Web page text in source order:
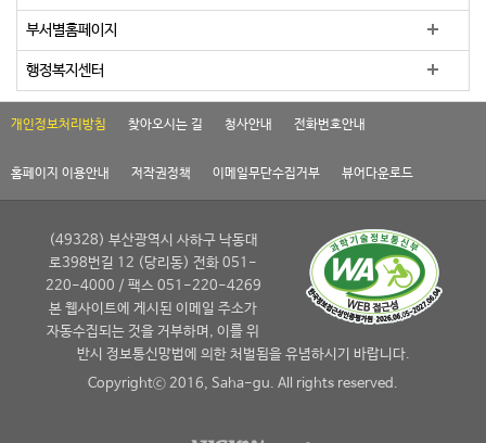
부서별홈페이지
행정복지센터
개인정보처리방침 찾아오시는 길 청사안내 전화번호안내
홈페이지 이용안내 저작권정책 이메일무단수집거부 뷰어다운로드
(49328) 부산광역시 사하구 낙동대
로398번길 12 (당리동) 전화 051-
220-4000 / 팩스 051-220-4269
본 웹사이트에 게시된 이메일 주소가
자동수집되는 것을 거부하며, 이를 위
반시 정보통신망법에 의한 처벌됨을 유념하시기 바랍니다.
Copyrightⓒ 2016, Saha-gu. All rights reserved.